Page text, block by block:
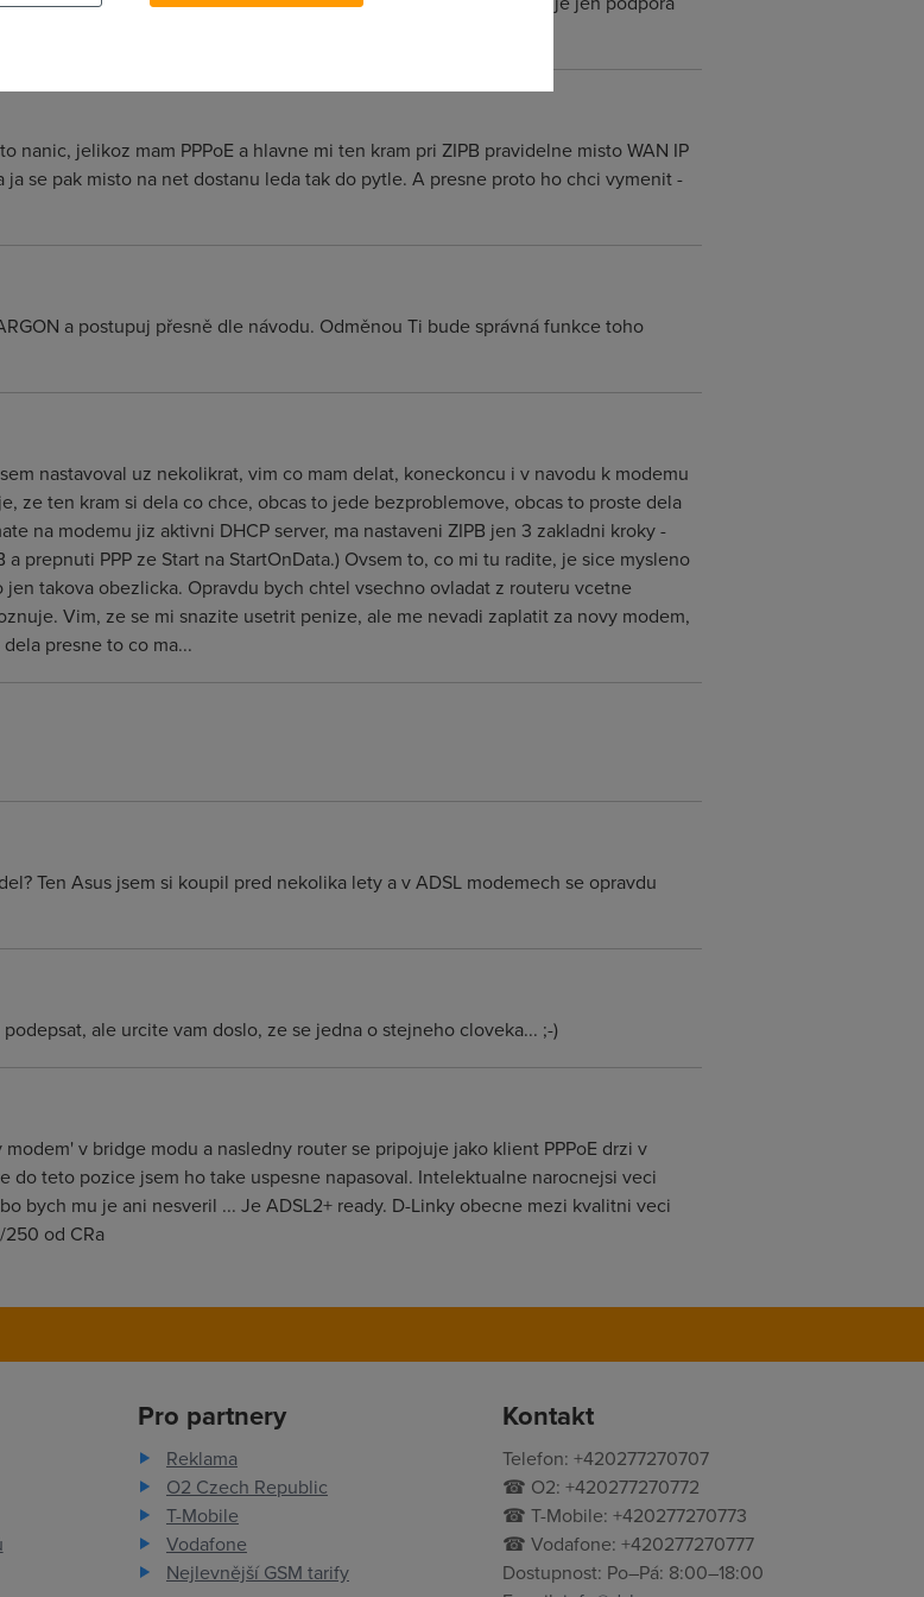
nanic, jelikoz mam PPPoE a hlavne mi ten kram pri ZIPB pravidelne misto WAN IP
se pak misto na net dostanu leda tak do pytle. A presne proto ho chci vymenit -
a postupuj přesně dle návodu. Odměnou Ti bude správná funkce toho
nastavoval uz nekolikrat, vim co mam delat, koneckoncu i v navodu k modemu
ze ten kram si dela co chce, obcas to jede bezproblemove, obcas to proste dela
na modemu jiz aktivni DHCP server, ma nastaveni ZIPB jen 3 zakladni kroky -
prepnuti PPP ze Start na StartOnData.) Ovsem to, co mi tu radite, je sice mysleno
jen takova obezlicka. Opravdu bych chtel vsechno ovladat z routeru vcetne
Vim, ze se mi snazite usetrit penize, ale me nevadi zaplatit za novy modem,
presne to co ma...
Ten Asus jsem si koupil pred nekolika lety a v ADSL modemech se opravdu
ale urcite vam doslo, ze se jedna o stejneho cloveka... ;-)
v bridge modu a nasledny router se pripojuje jako klient PPPoE drzi v
do teto pozice jsem ho take uspesne napasoval. Intelektualne narocnejsi veci
bych mu je ani nesveril ... Je ADSL2+ ready. D-Linky obecne mezi kvalitni veci
od CRa
Pro partnery
Reklama
O2 Czech Republic
T-Mobile
Vodafone
Nejlevnější GSM tarify
Kontakt
Telefon: +420277270707
☎ O2: +420277270772
☎ T-Mobile: +420277270773
☎ Vodafone: +420277270777
Dostupnost: Po–Pá: 8:00–18:00